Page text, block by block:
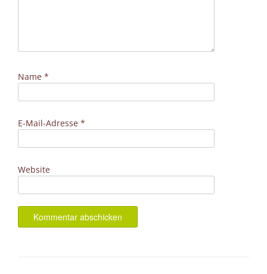
Name *
E-Mail-Adresse *
Website